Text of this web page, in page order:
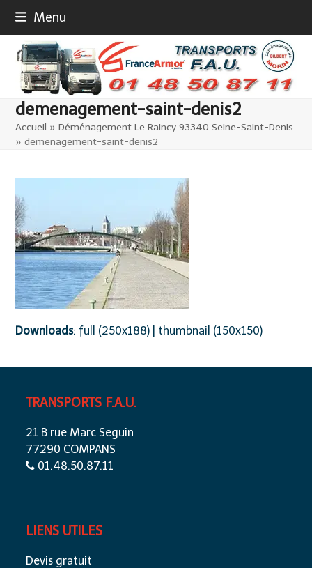
content
Menu
demenagement-saint-denis2
Accueil »Déménagement Le Raincy 93340 Seine-Saint-Denis
»demenagement-saint-denis2
Downloads: full (250x188) thumbnail (150x150)
TRANSPORTS F.A.U.
21 B rue Marc Seguin
77290 COMPANS
01.48.50.87.11
LIENS UTILES
Devis gratuit